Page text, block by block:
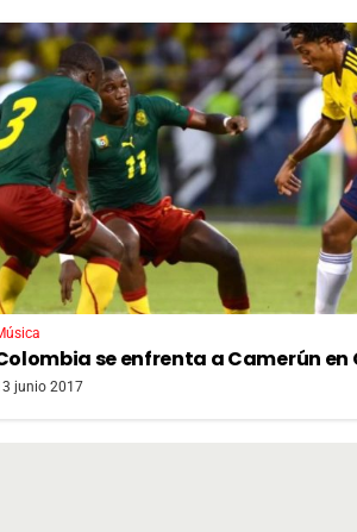
se enfrenta a Camerún en
junio 2017